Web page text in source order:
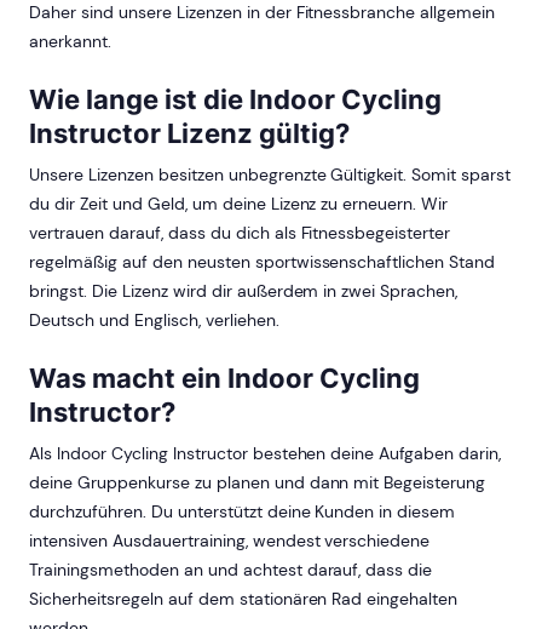
Daher sind unsere Lizenzen in der Fitnessbranche allgemein
anerkannt.
Wie lange ist die Indoor Cycling
Instructor Lizenz gültig?
Unsere Lizenzen besitzen unbegrenzte Gültigkeit. Somit sparst
du dir Zeit und Geld, um deine Lizenz zu erneuern. Wir
vertrauen darauf, dass du dich als Fitnessbegeisterter
regelmäßig auf den neusten sportwissenschaftlichen Stand
bringst. Die Lizenz wird dir außerdem in zwei Sprachen,
Deutsch und Englisch, verliehen.
Was macht ein Indoor Cycling
Instructor?
Als Indoor Cycling Instructor bestehen deine Aufgaben darin,
deine Gruppenkurse zu planen und dann mit Begeisterung
durchzuführen. Du unterstützt deine Kunden in diesem
intensiven Ausdauertraining, wendest verschiedene
Trainingsmethoden an und achtest darauf, dass die
Sicherheitsregeln auf dem stationären Rad eingehalten